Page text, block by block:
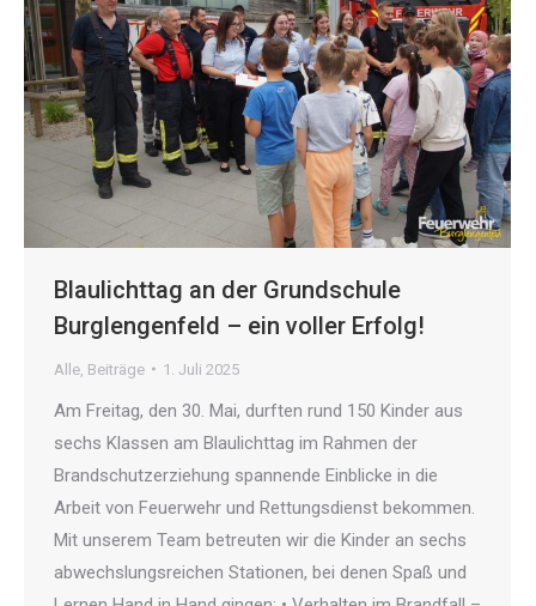
Blaulichttag an der Grundschule
Burglengenfeld – ein voller Erfolg!
Alle Beiträge 1. Juli 2025
Am Freitag, den 30. Mai, durften rund 150 Kinder aus
sechs Klassen am Blaulichttag im Rahmen der
Brandschutzerziehung spannende Einblicke in die
Arbeit von Feuerwehr und Rettungsdienst bekommen.
Mit unserem Team betreuten wir die Kinder an sechs
abwechslungsreichen Stationen, bei denen Spaß und